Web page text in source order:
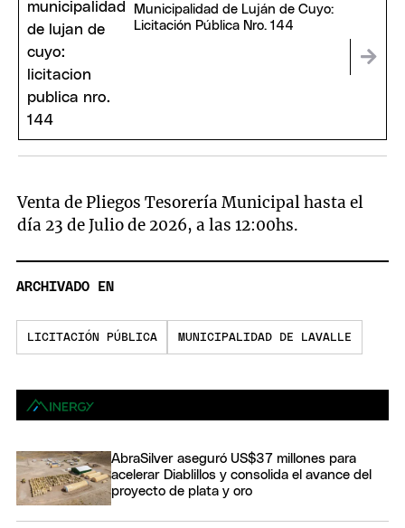
Municipalidad de Luján de Cuyo:
Licitación Pública Nro. 144
Venta de Pliegos Tesorería Municipal hasta el
día 23 de Julio de 2026, a las 12:00hs.
ARCHIVADO EN
LICITACIÓN PÚBLICA MUNICIPALIDAD DE LAVALLE
AbraSilver aseguró US$37 millones para
acelerar Diablillos y consolida el avance del
proyecto de plata y oro